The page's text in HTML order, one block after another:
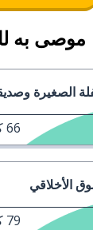
موصى به
الصغيرة
66
الأخلاقي
79